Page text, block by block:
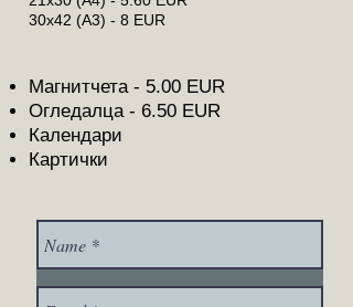
30х42 (А3) - 8 EUR
Магнитчета - 5.00 EUR
Огледалца - 6.50 EUR
Календари
Картички